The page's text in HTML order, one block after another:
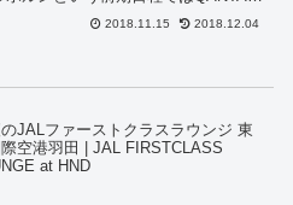
ネスクラスと、JALビジネスクラス
り比べ。後期日程では2泊5日で、ロ
2018.11.15 2018.12.04
JALファーストクラスラウンジ 東
空港羽田 | JAL FIRSTCLASS
at HND